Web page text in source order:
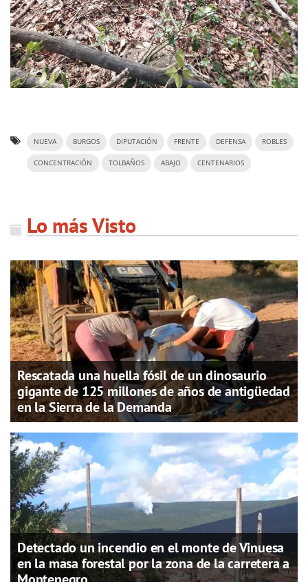
NUEVA BURGOS DIPUTACIÓN FRENTE DEFENSA ROBLES
CONCENTRACIÓN TOLBAÑOS ABAJO CENTENARIOS
Lo más Visto
Rescatada una huella fósil de un dinosaurio
gigante de 125 millones de años de antigüedad
en la Sierra de la Demanda
Detectado un incendio en el monte de Vinuesa
en la masa forestal por la zona de la carretera a